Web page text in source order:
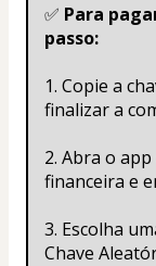
✅ Para
passo:
1. Copie a
finalizar a
2. Abra o
financeira e
3. Escolha
Chave